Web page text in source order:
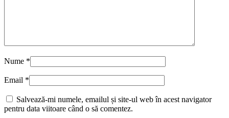
Nume *
Email *
Salvează-mi numele, emailul și site-ul web în acest navigator
pentru data viitoare când o să comentez.